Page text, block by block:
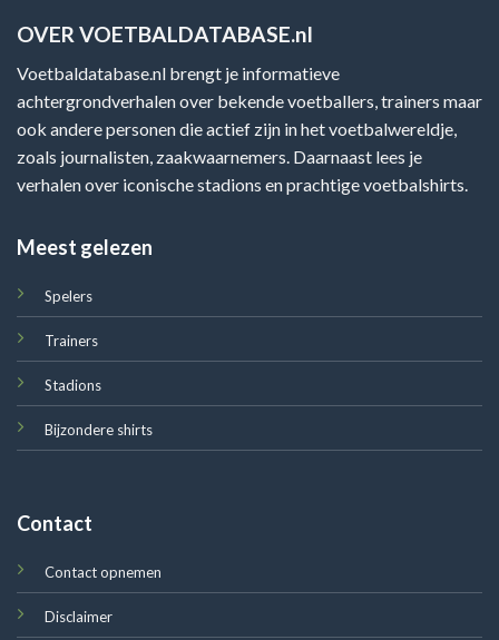
OVER VOETBALDATABASE.nl
Voetbaldatabase.nl brengt je informatieve
achtergrondverhalen over bekende voetballers, trainers maar
ook andere personen die actief zijn in het voetbalwereldje,
zoals journalisten, zaakwaarnemers. Daarnaast lees je
verhalen over iconische stadions en prachtige voetbalshirts.
Meest gelezen
Spelers
Trainers
Stadions
Bijzondere shirts
Contact
Contact opnemen
Disclaimer